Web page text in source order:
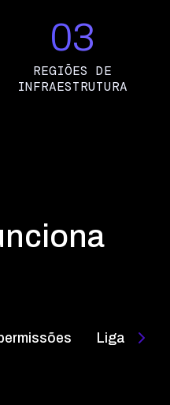
03
REGIÕES DE
INFRAESTRUTURA
Ligar ao